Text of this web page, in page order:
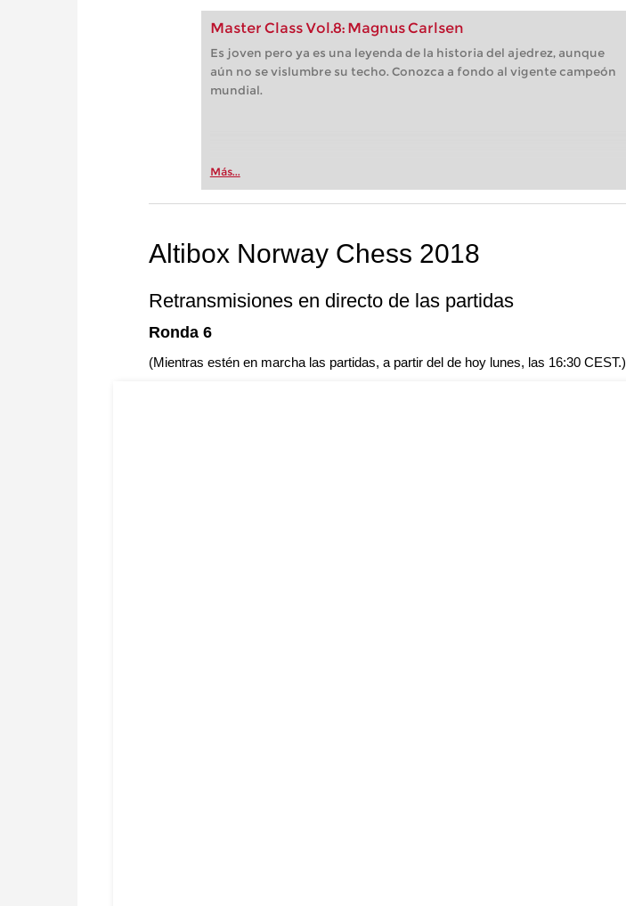
Master Class Vol.8: Magnus Carlsen
Es joven pero ya es una leyenda de la historia del ajedrez, aunque
aún no se vislumbre su techo. Conozca a fondo al vigente campeón
mundial.
Más...
Altibox Norway Chess 2018
Retransmisiones en directo de las partidas
Ronda 6
(Mientras estén en marcha las partidas, a partir del de hoy lunes, las 16:30 CEST.)